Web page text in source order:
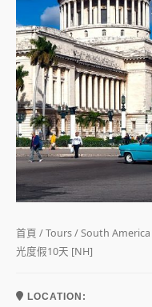
首頁 /Tours/South America
光度假10天 [NH]
LOCATION: